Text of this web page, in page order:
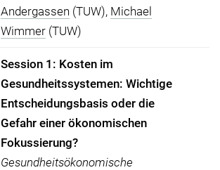
Andergassen (TUW), Michael
Wimmer (TUW)
Session 1: Kosten im
Gesundheitssystemen: Wichtige
Entscheidungsbasis oder die
Gefahr einer ökonomischen
Fokussierung?
Gesundheitsökonomische